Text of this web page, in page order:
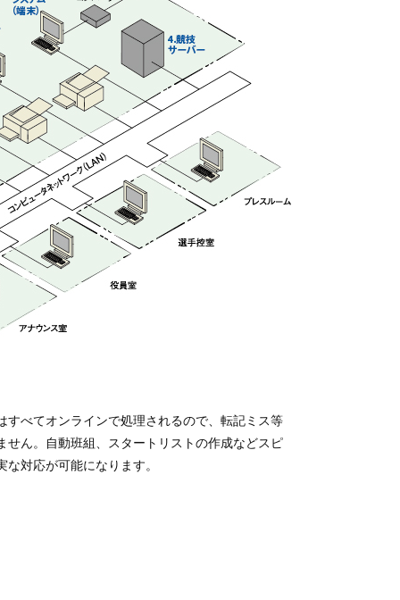
すべてオンラインで処理されるので、転記ミス等
せん。自動班組、スタートリストの作成などスピ
な対応が可能になります。